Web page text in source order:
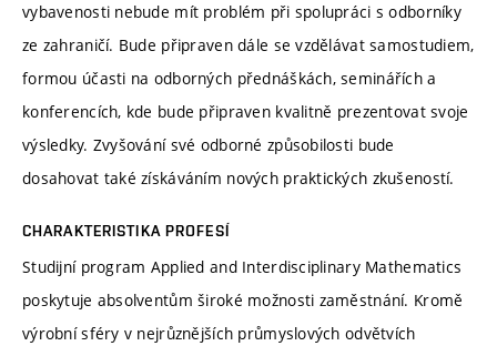
vybavenosti nebude mít problém při spolupráci s odborníky
ze zahraničí. Bude připraven dále se vzdělávat samostudiem,
formou účasti na odborných přednáškách, seminářích a
konferencích, kde bude připraven kvalitně prezentovat svoje
výsledky. Zvyšování své odborné způsobilosti bude
dosahovat také získáváním nových praktických zkušeností.
CHARAKTERISTIKA PROFESÍ
Studijní program Applied and Interdisciplinary Mathematics
poskytuje absolventům široké možnosti zaměstnání. Kromě
výrobní sféry v nejrůznějších průmyslových odvětvích